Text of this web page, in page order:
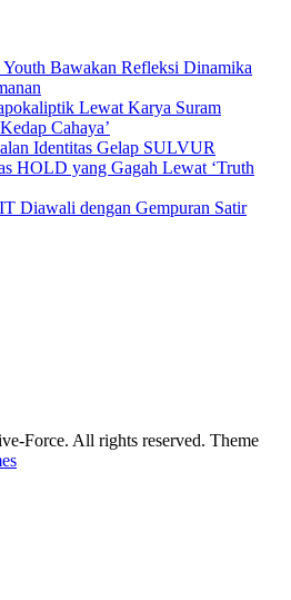
Youth Bawakan Refleksi Dinamika
Lewat Karya Suram
Cahaya’
Identitas Gelap SULVUR
HOLD yang Gagah Lewat ‘Truth
Diawali dengan Gempuran Satir
Force. All rights reserved. Theme